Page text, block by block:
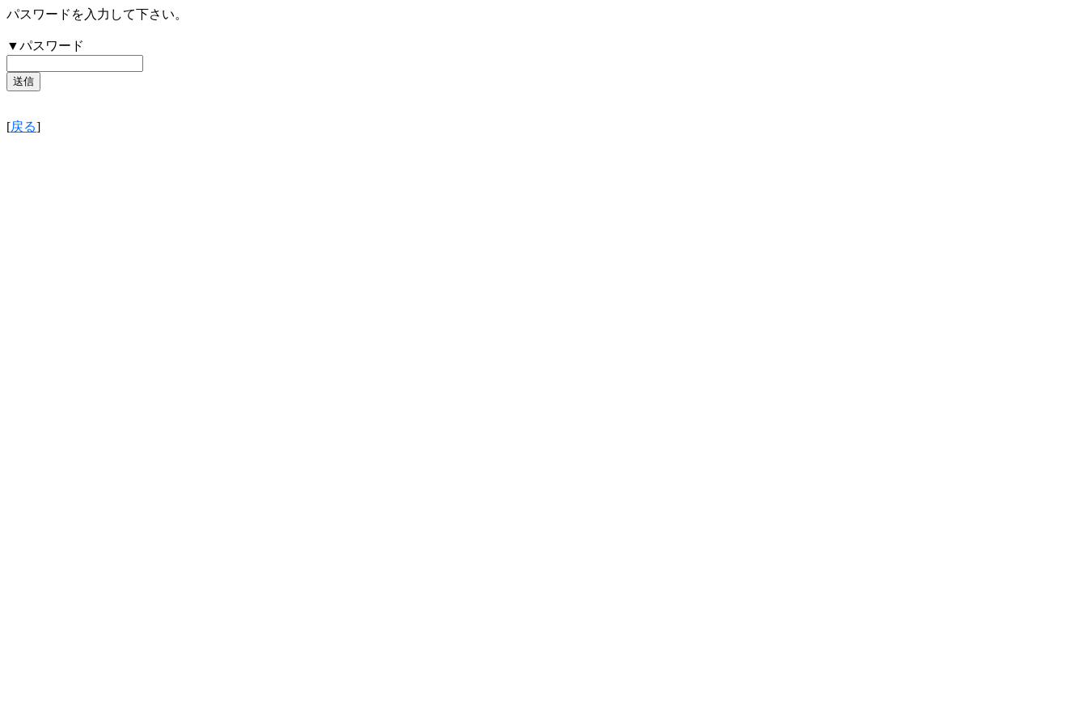
パスワードを入力して下さい。
▼パスワード
[戻る]